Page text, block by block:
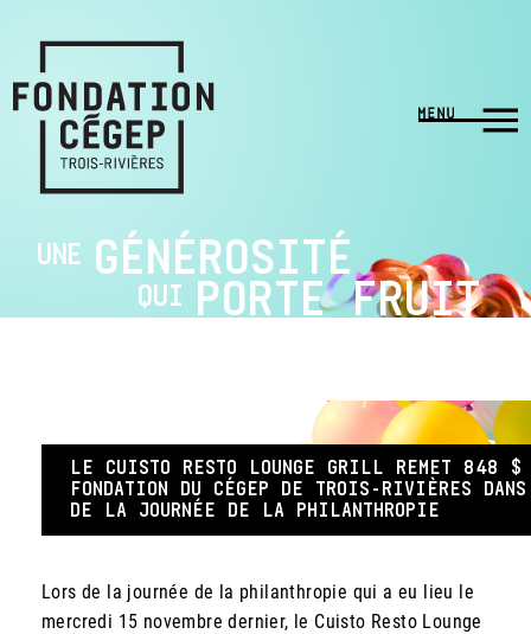
UNE GÉNÉROSITÉ
QUI PORTE FRUIT
LE CUISTO RESTO LOUNGE GRILL REMET 848
FONDATION DU CÉGEP DE TROIS-RIVIÈRES
DE LA JOURNÉE DE LA PHILANTHROPIE
Lors de la journée de la philanthropie qui a eu lieu le
mercredi 15 novembre dernier, le Cuisto Resto Lounge